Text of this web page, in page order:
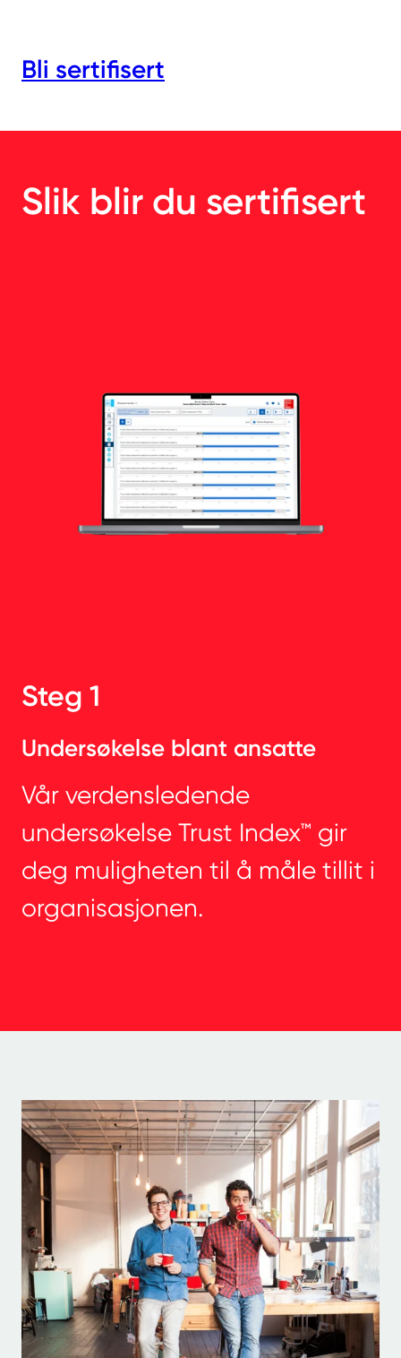
Bli sertifisert
Slik blir du sertifisert
Steg 1
Undersøkelse blant ansatte
Vår verdensledende
undersøkelse Trust Index™ gir
deg muligheten til å måle tillit i
organisasjonen.